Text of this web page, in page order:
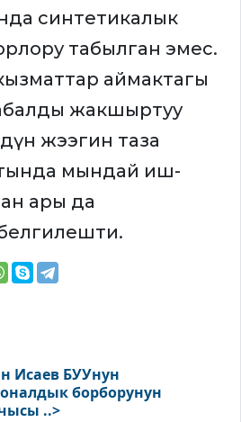
синтетикалык
табылган эмес.
аймактагы
жакшыртуу
жээгин таза
мындай иш-
ары да
Исаев БУУнун
борборунун
башчысы ..>